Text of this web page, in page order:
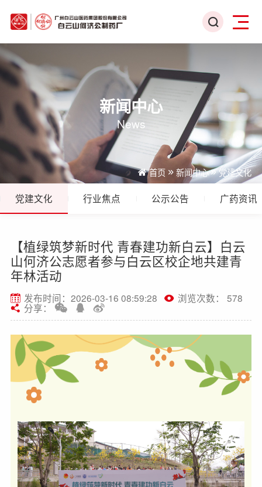
新闻中心
News
首页 新闻中心 党建文化
党建文化 行业焦点 公示公告 广药资讯
【植绿筑梦新时代 青春建功新白云】白云
山何济公志愿者参与白云区校企地共建青
年林活动
发布时间：2026-03-16 08:59:28 浏览次数： 578
分享：